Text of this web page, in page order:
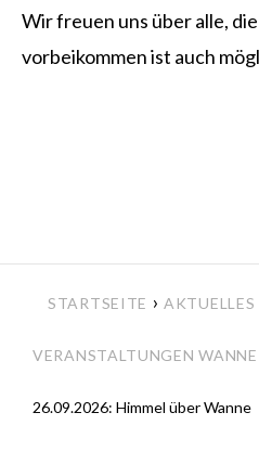
Wir freuen uns über alle,
vorbeikommen ist auch
STARTSEITE › AKTUELLES
VERANSTALTUNGEN WANNE
26.09.2026: Himmel über Wanne